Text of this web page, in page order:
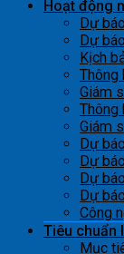
Hoạt động
Dự
Dự
Kịch
Thông
Giám
Thông
Giám
Dự
Dự
Dự
Dự
Công
Tiêu chuẩn
Mục